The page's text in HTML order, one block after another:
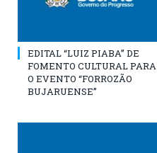
EDITAL “LUIZ PIABA” DE
FOMENTO CULTURAL PARA
O EVENTO “FORROZÃO
BUJARUENSE”